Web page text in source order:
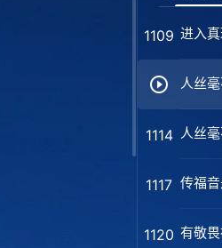
1109 进入
人丝
1114 人丝
1117 传福
1120 有敬